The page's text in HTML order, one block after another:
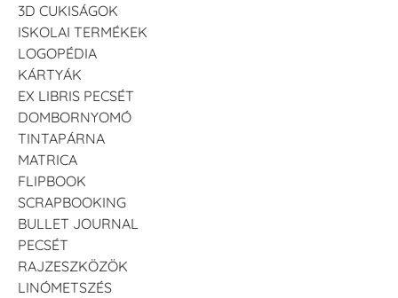
3D CUKISÁGOK
ISKOLAI TERMÉKEK
LOGOPÉDIA
KÁRTYÁK
EX LIBRIS PECSÉT
DOMBORNYOMÓ
TINTAPÁRNA
MATRICA
FLIPBOOK
SCRAPBOOKING
BULLET JOURNAL
PECSÉT
RAJZESZKÖZÖK
LINÓMETSZÉS